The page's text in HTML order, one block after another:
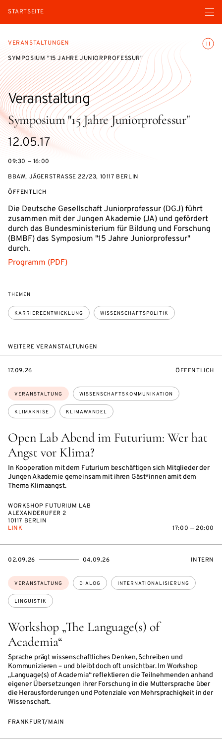
STARTSEITE Menü
VERANSTALTUNGEN
SYMPOSIUM "15 JAHRE JUNIORPROFESSUR"
Symposium "15 Jahre Juniorprofessur"
Veranstaltung
eventBeginsOn
12.05.17
09:30 — 16:00
BBAW, JÄGERSTRASSE 22/23, 10117 BERLIN
VERANSTALTUNGSZUGANG:
ÖFFENTLICH
Die Deutsche Gesellschaft Juniorprofessur (DGJ) führt
zusammen mit der Jungen Akademie (JA) und gefördert
durch das Bundesministerium für Bildung und Forschung
(BMBF) das Symposium "15 Jahre Juniorprofessur"
durch.
Programm (PDF)
THEMEN
KARRIEREENTWICKLUNG WISSENSCHAFTSPOLITIK
WEITERE VERANSTALTUNGEN
Open Lab Abend im Futurium: Wer hat
Angst vor Klima?
In Kooperation mit dem Futurium beschäftigen sich Mitglieder der
Jungen Akademie gemeinsam mit ihren Gäst*innen amit dem
Thema Klimaangst.
Themen:
VERANSTALTUNG WISSENSCHAFTSKOMMUNIKATION
KLIMAKRISE KLIMAWANDEL
EVENTBEGINSON
17.09.26 ÖFFENTLICH
WORKSHOP FUTURIUM LAB
ALEXANDERUFER 2
10117 BERLIN
LINK
17:00 — 20:00
Workshop „The Language(s) of
Academia“
Sprache prägt wissenschaftliches Denken, Schreiben und
Kommunizieren – und bleibt doch oft unsichtbar. Im Workshop
„Language(s) of Academia“ reflektieren die Teilnehmenden anhand
eigener Übersetzungen ihrer Forschung in die Muttersprache über
die Herausforderungen und Potenziale von Mehrsprachigkeit in der
Wissenschaft.
Themen:
VERANSTALTUNG DIALOG INTERNATIONALISIERUNG
LINGUISTIK
EVENTBEGINSON
02.09.26
EVENTENDSON 04.09.26 INTERN
FRANKFURT/MAIN